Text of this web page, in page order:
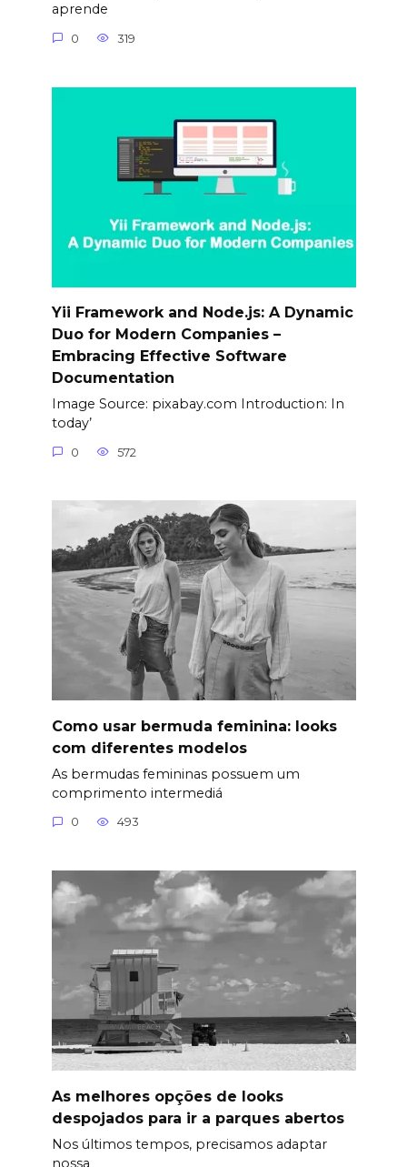
aprende
0 319
Yii Framework and Node.js: A Dynamic
Duo for Modern Companies –
Embracing Effective Software
Documentation
Image Source: pixabay.com Introduction: In
today’
0 572
Como usar bermuda feminina: looks
com diferentes modelos
As bermudas femininas possuem um
comprimento intermediá
0 493
As melhores opções de looks
despojados para ir a parques abertos
Nos últimos tempos, precisamos adaptar
nossa